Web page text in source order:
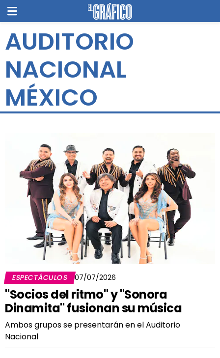
AUDITORIO
NACIONAL
MÉXICO
ESPECTÁCULOS 07/07/2026
"Socios del ritmo" y "Sonora
Dinamita" fusionan su música
Ambos grupos se presentarán en el Auditorio
Nacional